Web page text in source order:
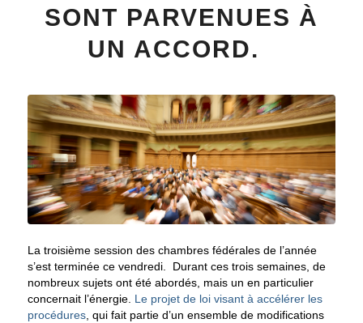
SONT PARVENUES À
UN ACCORD.
La troisième session des chambres fédérales de l’année
s’est terminée ce vendredi. Durant ces trois semaines, de
nombreux sujets ont été abordés, mais un en particulier
concernait l’énergie. Le projet de loi visant à accélérer les
procédures, qui fait partie d’un ensemble de modifications